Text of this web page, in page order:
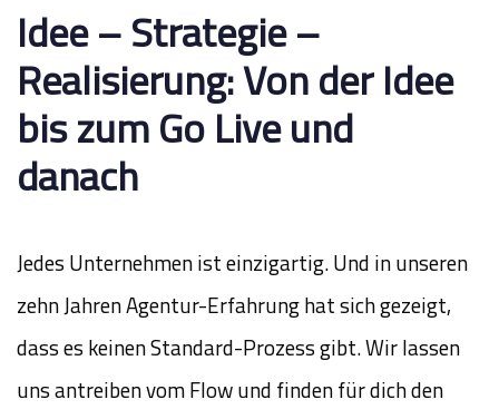
Idee – Strategie –
Realisierung: Von der Idee
bis zum Go Live und
danach
Jedes Unternehmen ist einzigartig. Und in unseren
zehn Jahren Agentur-Erfahrung hat sich gezeigt,
dass es keinen Standard-Prozess gibt. Wir lassen
uns antreiben vom Flow und finden für dich den